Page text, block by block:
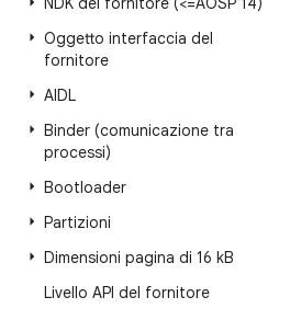
Oggetto interfaccia del
fornitore
AIDL
Binder (comunicazione tra
processi)
Bootloader
Partizioni
Dimensioni pagina di 16 kB
Livello API del fornitore